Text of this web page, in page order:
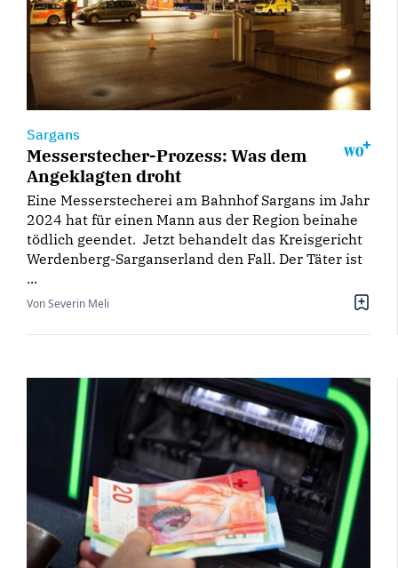
Sargans
Messerstecher-Prozess: Was dem
Angeklagten droht
Eine Messerstecherei am Bahnhof Sargans im Jahr
2024 hat für einen Mann aus der Region beinahe
tödlich geendet. Jetzt behandelt das Kreisgericht
Werdenberg-Sarganserland den Fall. Der Täter ist
...
Von Severin Meli